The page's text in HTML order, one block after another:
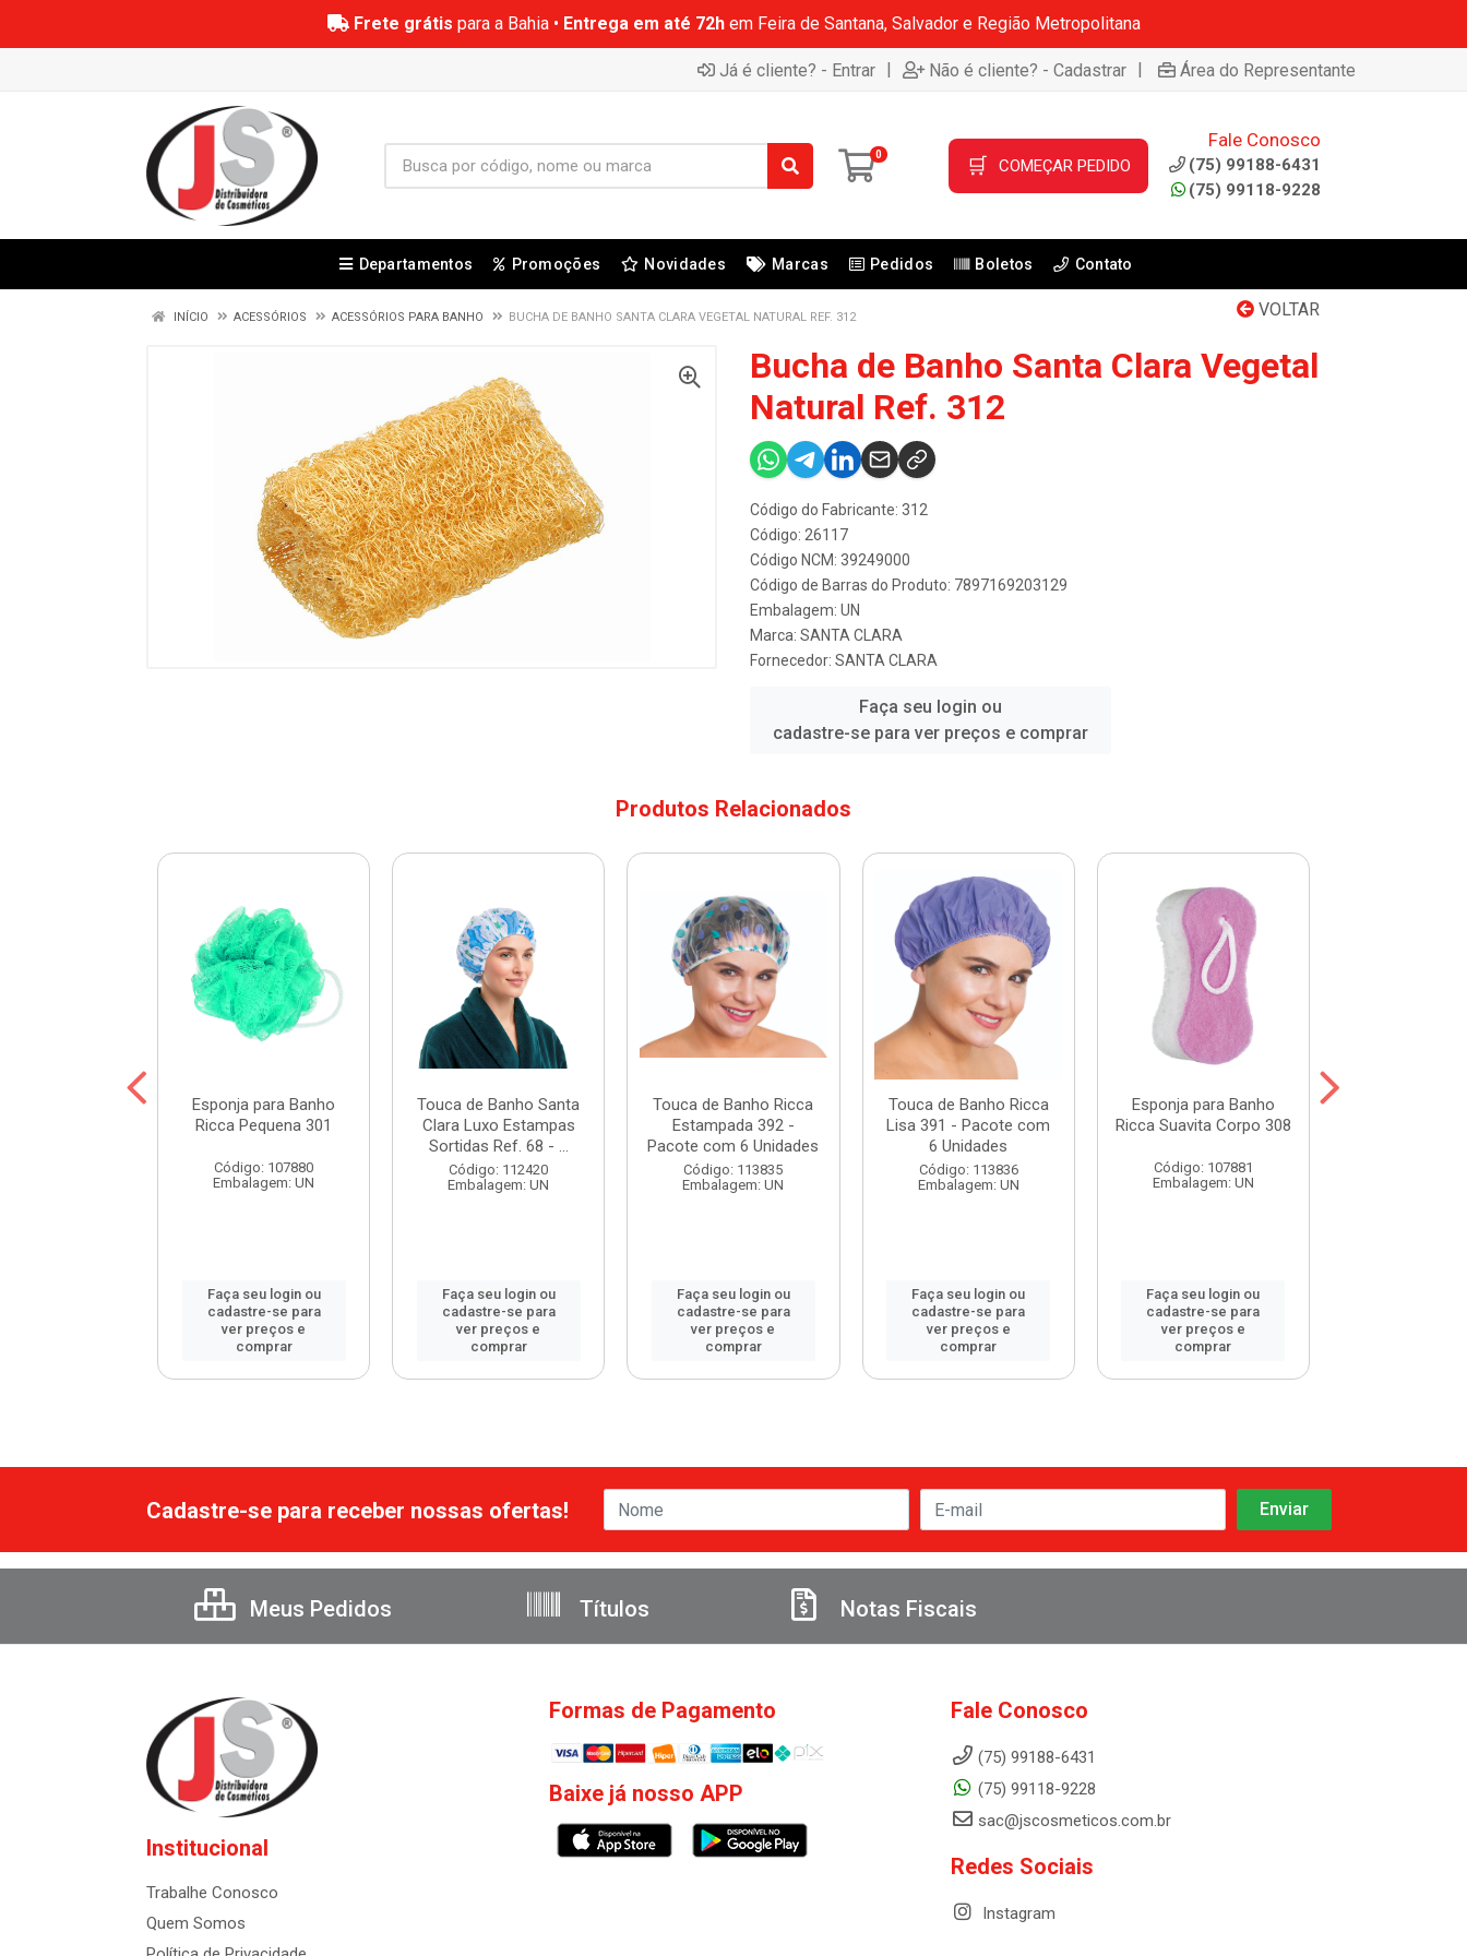
Frete grátis para a Bahia • Entrega em até 72hem Feira de Santana, Salvador e Região Metropolitana
Já é cliente? - Entrar | Não é cliente? - Cadastrar | Área do Representante
0 🛒 COMEÇAR PEDIDO
Fale Conosco
(75) 99188-6431
(75) 99118-9228
Departamentos Promoções Novidades Marcas Pedidos Boletos Contato
VOLTAR
INÍCIO ACESSÓRIOS ACESSÓRIOS PARA BANHO BUCHA DE BANHO SANTA CLARA VEGETAL NATURAL REF. 312
Bucha de Banho Santa Clara Vegetal
Natural Ref. 312
Código do Fabricante: 312
Código: 26117
Código NCM: 39249000
Código de Barras do Produto: 7897169203129
Embalagem: UN
Marca: SANTA CLARA
Fornecedor: SANTA CLARA
Faça seu login ou
cadastre-se para ver preços e comprar
Produtos Relacionados
Esponja para Banho
Ricca Pequena 301
Código: 107880
Embalagem: UN
Faça seu login ou
cadastre-se para
ver preços e
comprar
Touca de Banho Santa
Clara Luxo Estampas
Sortidas Ref. 68 - ...
Código: 112420
Embalagem: UN
Faça seu login ou
cadastre-se para
ver preços e
comprar
Touca de Banho Ricca
Estampada 392 -
Pacote com 6 Unidades
Código: 113835
Embalagem: UN
Faça seu login ou
cadastre-se para
ver preços e
comprar
Touca de Banho Ricca
Lisa 391 - Pacote com
6 Unidades
Código: 113836
Embalagem: UN
Faça seu login ou
cadastre-se para
ver preços e
comprar
Esponja para Banho
Ricca Suavita Corpo 308
Código: 107881
Embalagem: UN
Faça seu login ou
cadastre-se para
ver preços e
comprar
Cadastre-se para receber nossas ofertas!
Meus Pedidos Títulos Notas Fiscais
Institucional
Trabalhe Conosco
Quem Somos
Formas de Pagamento
Baixe já nosso APP
Fale Conosco
(75) 99188-6431
(75) 99118-9228
sac@jscosmeticos.com.br
Redes Sociais
Instagram